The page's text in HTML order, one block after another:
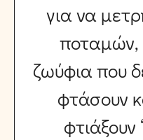
για να
ποταμών,
ζωύφια που
φτάσουν